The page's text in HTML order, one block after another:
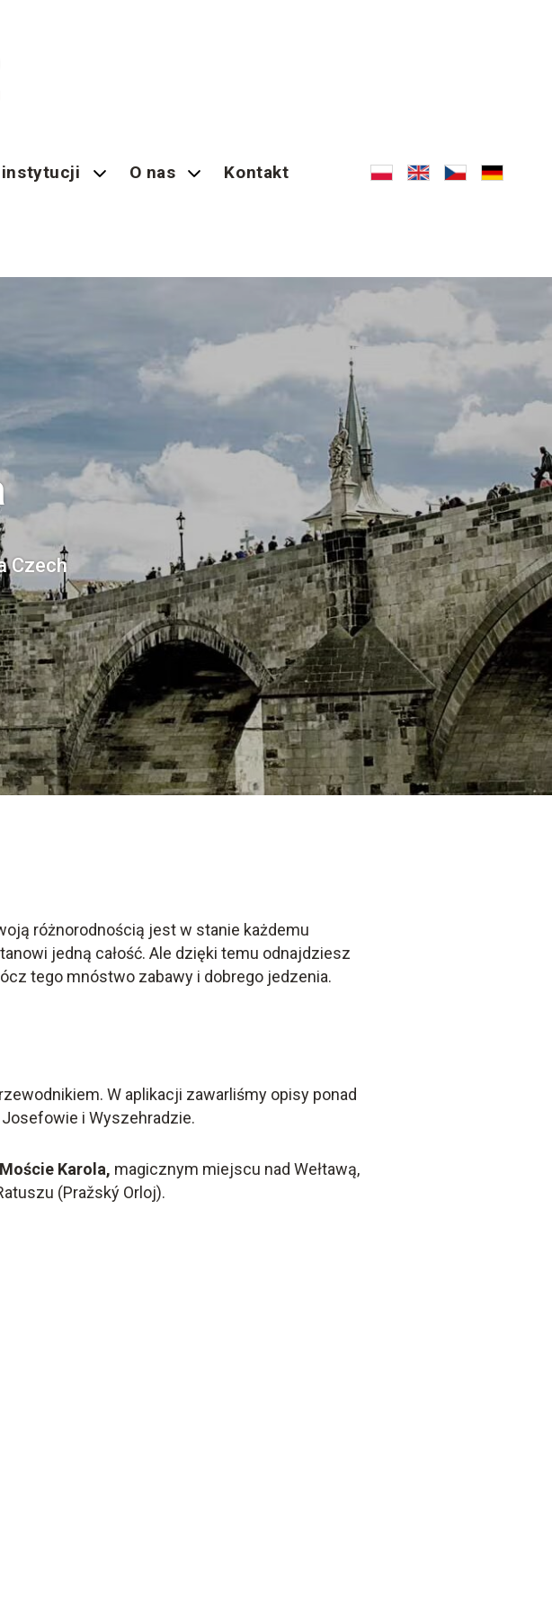
instytucji O nas Kontakt
Czech
różnorodnością jest w stanie każdemu
jedną całość. Ale dzięki temu odnajdziesz
tego mnóstwo zabawy i dobrego jedzenia.
W aplikacji zawarliśmy opisy ponad
i Wyszehradzie.
Moście Karola, magicznym miejscu nad Wełtawą,
(Pražský Orloj).